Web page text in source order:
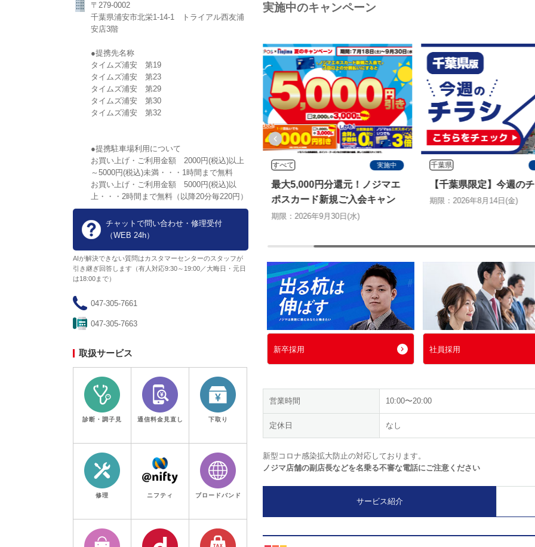
〒279-0002
千葉県浦安市北栄1-14-1 トライアル西友浦
安店3階
●提携先名称
タイムズ浦安 第19
タイムズ浦安 第23
タイムズ浦安 第29
タイムズ浦安 第30
タイムズ浦安 第32
●提携駐車場利用について
お買い上げ・ご利用金額 2000円(税込)以上
～5000円(税込)未満・・・1時間まで無料
お買い上げ・ご利用金額 5000円(税込)以
上・・・2時間まで無料（以降20分毎220円）
チャットで問い合わせ・修理受付
（WEB 24h）
AIが解決できない質問はカスタマーセンターのスタッフが
引き継ぎ回答します（有人対応9:30～19:00／大晦日・元日
は18:00まで）
047-305-7661
047-305-7663
取扱サービス
診断・調子見 通信料金見直し 下取り
修理 ニフティ ブロードバンド
実施中のキャンペーン
千葉県 実施中
【千葉県限定】最大10％ポイ
ント還元！千葉キャッシュレ
すべて 実施中
最大5,000円分還元！ノジマエ
ポスカード新規ご入会キャン
ペーン
期限：2026年9月30日(水)
千葉県
【千葉県限定】今週の
期限：2026年8月14日(金)
新卒採用 社員採用
営業時間 10:00〜20:00
定休日 なし
新型コロナ感染拡大防止の対応しております。
ノジマ店舗の副店長などを名乗る不審な電話にご注意ください
サービス紹介